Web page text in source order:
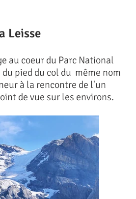
Leisse
au coeur du Parc National
du pied du col du même nom
à la rencontre de l'un
de vue sur les environs.